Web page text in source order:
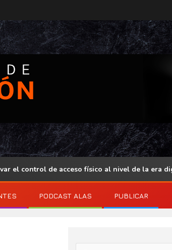
control de acceso físico al nivel de la era digital
PODCAST ALAS PUBLICAR